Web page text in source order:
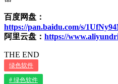
百度网盘：
https://pan.baidu.com/s/
阿里云盘： https://
THE END
绿色软件
# 绿色软件